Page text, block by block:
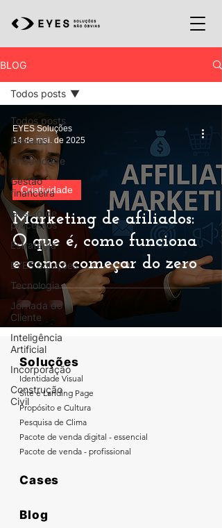
BLOG
Todos posts
Pessoas
Criatividade
Gestão
financeira
Gestão de
processos
Estratégia
EYES Soluções
Tecnologia
Jornada do
Cliente
Inteligência
Artificial
Incorporação
Construção
Civil
Todos posts
Marketing de afiliados:
O que é, como funciona
e como começar do zero
Criatividade
EYES Soluções
14 de mai. de 2025
Soluções
Identidade Visual
Site e Landing Page
Propósito e Cultura
Pesquisa de Clima
Pacote de venda digital - essencial
Pacote de venda - profissional
Cases
Blog